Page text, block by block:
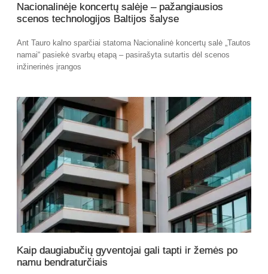
Nacionalinėje koncertų salėje – pažangiausios
scenos technologijos Baltijos šalyse
Ant Tauro kalno sparčiai statoma Nacionalinė koncertų salė „Tautos
namai“ pasiekė svarbų etapą – pasirašyta sutartis dėl scenos
inžinerinės įrangos
Kaip daugiabučių gyventojai gali tapti ir žemės po
namu bendraturčiais